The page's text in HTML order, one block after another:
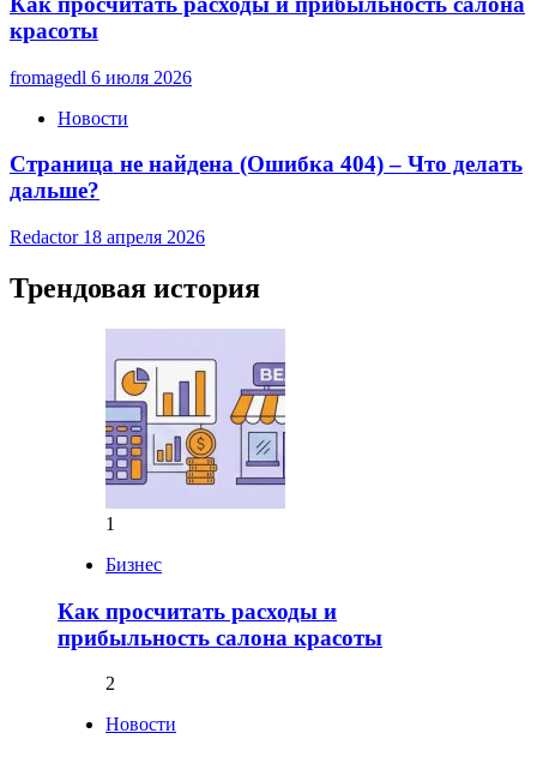
красоты
fromagedl 6 июля 2026
Новости
Страница не найдена (Ошибка 404) – Что делать
дальше?
Redactor 18 апреля 2026
Трендовая история
1
Бизнес
Как просчитать расходы и
прибыльность салона красоты
2
Новости